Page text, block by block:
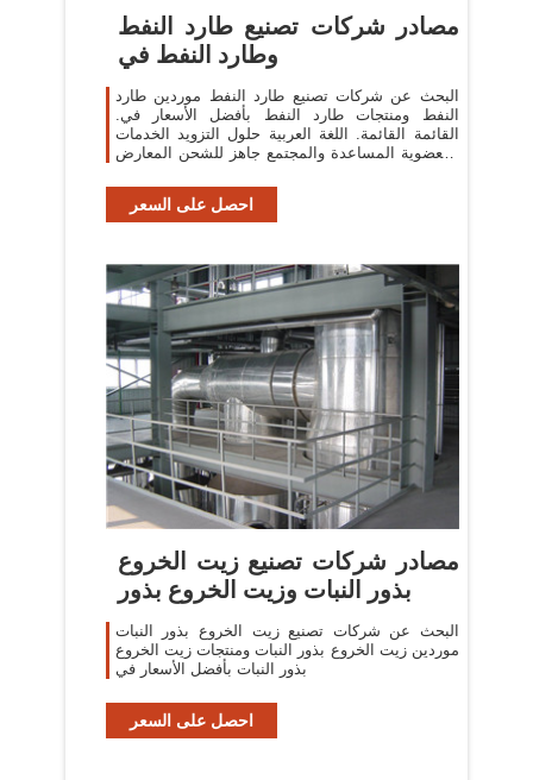
مصادر شركات تصنيع طارد النفط
وطارد النفط في
البحث عن شركات تصنيع طارد النفط موردين طارد
النفط ومنتجات طارد النفط بأفضل الأسعار في.
القائمة القائمة. اللغة العربية حلول التزويد الخدمات
والعضوية المساعدة والمجتمع جاهز للشحن المعارض
احصل على السعر
مصادر شركات تصنيع زيت الخروع
بذور النبات وزيت الخروع بذور
البحث عن شركات تصنيع زيت الخروع بذور النبات
موردين زيت الخروع بذور النبات ومنتجات زيت الخروع
بذور النبات بأفضل الأسعار في
احصل على السعر